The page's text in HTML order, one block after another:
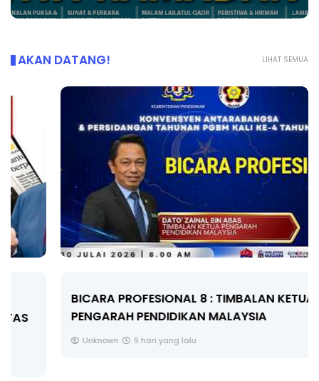
LIHAT SEMUA
AKAN DATANG!
BICARA PROFESIONAL 8 : TIMBALAN KETUA
PENGARAH PENDIDIKAN MALAYSIA
9 hari yang lalu